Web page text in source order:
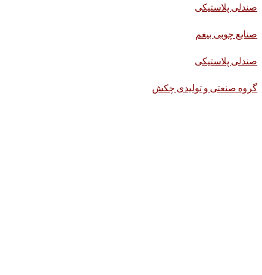
صندلی پلاستیکی
صنایع چوبی بیغم
صندلی پلاستیکی
گروه صنعتی و تولیدی چکش